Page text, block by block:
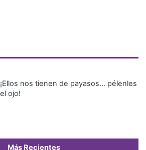
el ojo!
Más Recientes